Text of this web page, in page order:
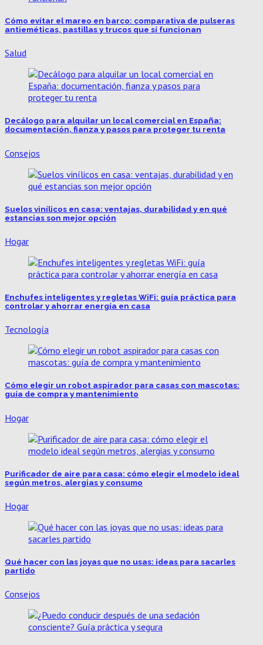
Cómo evitar el mareo en barco: comparativa de pulseras
antieméticas, pastillas y trucos que sí funcionan
Salud
Decálogo para alquilar un local comercial en España:
documentación, fianza y pasos para proteger tu renta
Consejos
Suelos vinílicos en casa: ventajas, durabilidad y en qué
estancias son mejor opción
Hogar
Enchufes inteligentes y regletas WiFi: guía práctica para
controlar y ahorrar energía en casa
Tecnología
Cómo elegir un robot aspirador para casas con mascotas:
guía de compra y mantenimiento
Hogar
Purificador de aire para casa: cómo elegir el modelo ideal
según metros, alergias y consumo
Hogar
Qué hacer con las joyas que no usas: ideas para sacarles
partido
Consejos